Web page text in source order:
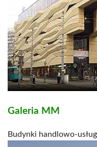
Galeria MM
Budynki handlowo-